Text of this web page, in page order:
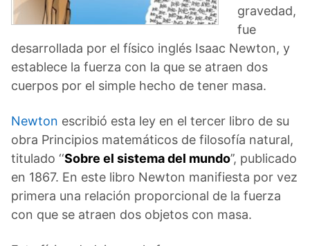
gravedad,
fue
desarrollada por el físico inglés Isaac Newton, y
establece la fuerza con la que se atraen dos
cuerpos por el simple hecho de tener masa.
Newton escribió esta ley en el tercer libro de su
obra Principios matemáticos de filosofía natural,
titulado ‘‘Sobre el sistema del mundo’’, publicado
en 1867. En este libro Newton manifiesta por vez
primera una relación proporcional de la fuerza
con que se atraen dos objetos con masa.